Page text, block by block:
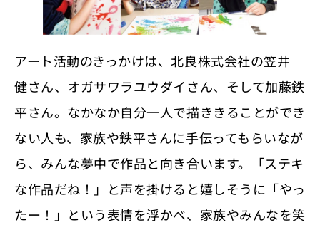
アート活動のきっかけは、北良株式会社の笠井
健さん、オガサワラユウダイさん、そして加藤鉄
平さん。なかなか自分一人で描ききることができ
ない人も、家族や鉄平さんに手伝ってもらいなが
ら、みんな夢中で作品と向き合います。「ステキ
な作品だね！」と声を掛けると嬉しそうに「やっ
たー！」という表情を浮かべ、家族やみんなを笑